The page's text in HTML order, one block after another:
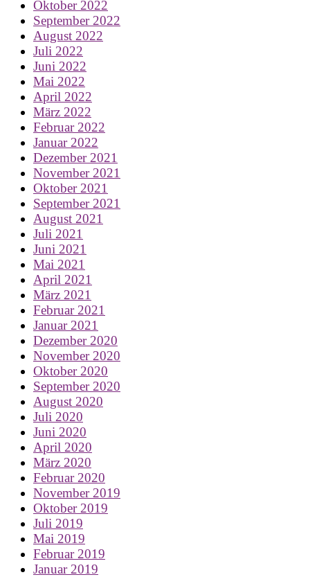
Oktober 2022
September 2022
August 2022
Juli 2022
Juni 2022
Mai 2022
April 2022
März 2022
Februar 2022
Januar 2022
Dezember 2021
November 2021
Oktober 2021
September 2021
August 2021
Juli 2021
Juni 2021
Mai 2021
April 2021
März 2021
Februar 2021
Januar 2021
Dezember 2020
November 2020
Oktober 2020
September 2020
August 2020
Juli 2020
Juni 2020
April 2020
März 2020
Februar 2020
November 2019
Oktober 2019
Juli 2019
Mai 2019
Februar 2019
Januar 2019